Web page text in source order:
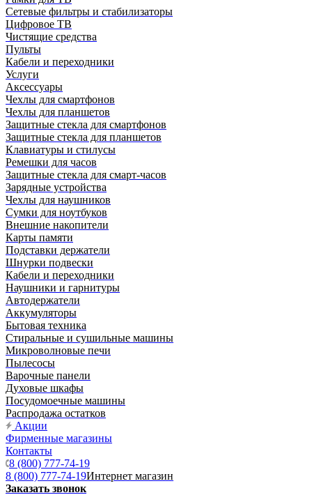
Сетевые фильтры и стабилизаторы
Цифровое ТВ
Чистящие средства
Пульты
Кабели и переходники
Услуги
Аксессуары
Чехлы для смартфонов
Чехлы для планшетов
Защитные стекла для смартфонов
Защитные стекла для планшетов
Клавиатуры и стилусы
Ремешки для часов
Защитные стекла для смарт-часов
Зарядные устройства
Чехлы для наушников
Сумки для ноутбуков
Внешние накопители
Карты памяти
Подставки держатели
Шнурки подвески
Кабели и переходники
Наушники и гарнитуры
Автодержатели
Аккумуляторы
Бытовая техника
Стиральные и сушильные машины
Микроволновые печи
Пылесосы
Варочные панели
Духовые шкафы
Посудомоечные машины
Распродажа остатков
Акции
Фирменные магазины
Контакты
8 (800) 777-74-19
8 (800) 777-74-19Интернет магазин
Заказать звонок